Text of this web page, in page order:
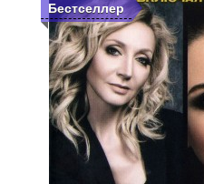
Бестселлер